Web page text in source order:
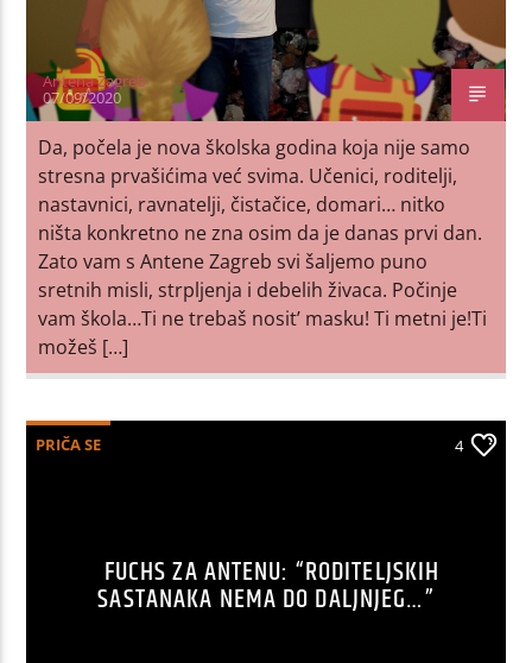
Antena Zagreb
07/09/2020
Da, počela je nova školska godina koja nije samo
stresna prvašićima već svima. Učenici, roditelji,
nastavnici, ravnatelji, čistačice, domari… nitko
ništa konkretno ne zna osim da je danas prvi dan.
Zato vam s Antene Zagreb svi šaljemo puno
sretnih misli, strpljenja i debelih živaca. Počinje
vam škola…Ti ne trebaš nosit’ masku! Ti metni je!Ti
možeš […]
PRIČA SE 4
FUCHS ZA ANTENU: “RODITELJSKIH
SASTANAKA NEMA DO DALJNJEG…”